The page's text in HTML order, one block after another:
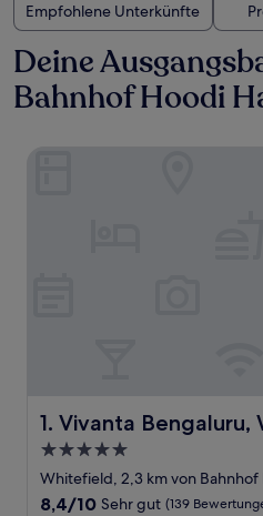
Empfohlene Unterkünfte
Deine
Bahnhof Hoodi
1. Vivanta
Vivanta Bengaluru,
5.0-
Sterne-
Unterkunft
Whitefield, 2,3 km von
8.4
8,4/10 Sehr gut (139